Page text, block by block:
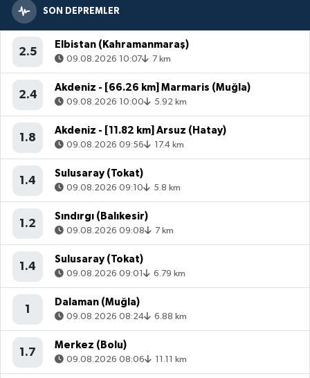
SON DEPREMLER
2.5
Elbistan (Kahramanmaraş)
09.08.2026 10:07 7 km
2.4
Akdeniz - [66.26 km] Marmaris (Muğla)
09.08.2026 10:00 5.92 km
1.8
Akdeniz - [11.82 km] Arsuz (Hatay)
09.08.2026 09:56 17.4 km
1.4
Sulusaray (Tokat)
09.08.2026 09:10 5.8 km
1.2
Sındırgı (Balıkesir)
09.08.2026 09:08 7 km
1.4
Sulusaray (Tokat)
09.08.2026 09:01 6.79 km
1
Dalaman (Muğla)
09.08.2026 08:24 6.88 km
1.7
Merkez (Bolu)
09.08.2026 08:06 11.11 km